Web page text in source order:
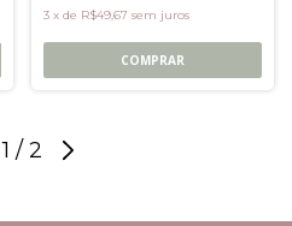
3 x de R$49,67 sem juros
COMPRAR
1 / 2